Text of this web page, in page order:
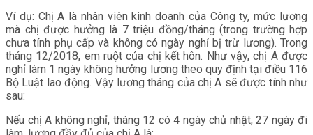
Ví dụ: Chị A là nhân viên kinh doanh của Công ty, mức lương
mà chị được hưởng là 7 triệu đồng/tháng (trong trường hợp
chưa tính phụ cấp và không có ngày nghỉ bị trừ lương). Trong
tháng 12/2018, em ruột của chị kết hôn. Như vậy, chị A được
nghỉ làm 1 ngày không hưởng lương theo quy định tại điều 116
Bộ Luật lao động. Vậy lương tháng của chị A sẽ được tính như
sau:
Nếu chị A không nghỉ, tháng 12 có 4 ngày chủ nhật, 27 ngày đi